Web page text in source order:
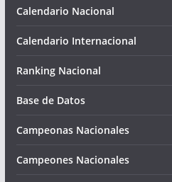
Calendario Nacional
Calendario Internacional
Ranking Nacional
Base de Datos
Campeonas Nacionales
Campeones Nacionales